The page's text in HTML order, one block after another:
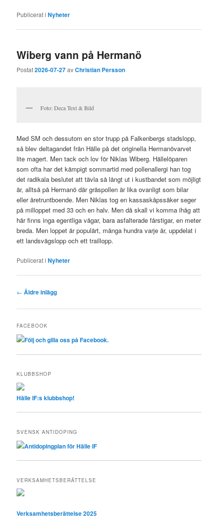
Publicerat i Nyheter
Wiberg vann på Hermanö
Postat2026-07-27avChristian Persson
Foto: Deca Text & Bild
Med SM och dessutom en stor trupp på Falkenbergs stadslopp,
så blev deltagandet från Hälle på det originella Hermanövarvet
lite magert. Men tack och lov för Niklas Wiberg. Hällelöparen
som ofta har det kämpigt sommartid med pollenallergi han tog
det radikala beslutet att tävla så långt ut i kustbandet som möjligt
är, alltså på Hermanö där gräspollen är lika ovanligt som bilar
eller åretruntboende. Men Niklas tog en kassaskåpssäker seger
på milloppet med 33 och en halv. Men då skall vi komma ihåg att
här finns inga egentliga vägar, bara asfalterade fårstigar, en meter
breda. Men loppet är populärt, många hundra varje år, uppdelat i
ett landsvägslopp och ett traillopp.
Publicerat i Nyheter
Inläggsnavigering
← Äldre inlägg
FACEBOOK
Följ och gilla oss på Facebook.
KLUBBSHOP
Hälle IF:s klubbshop!
SVENSK ANTIDOPING
Antidopingplan för Hälle IF
VERKSAMHETSBERÄTTELSE
Verksamhetsberättelse 2025